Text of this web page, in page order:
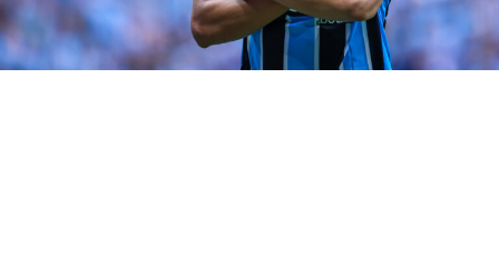
DON'T MISS
Bitello jogará o clássico Grenal no domingo?